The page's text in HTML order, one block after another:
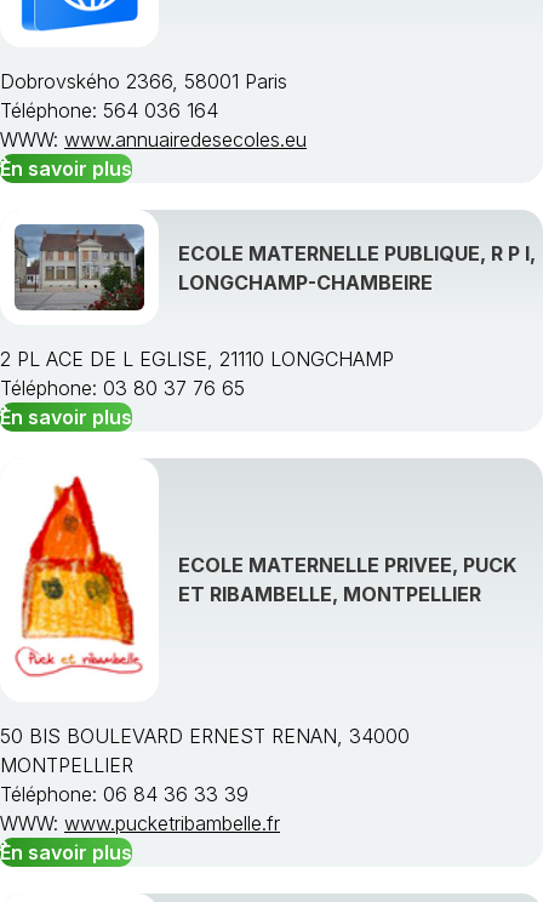
Dobrovského 2366, 58001 Paris
Téléphone: 564 036 164
WWW: www.annuairedesecoles.eu
En savoir plus
ECOLE MATERNELLE PUBLIQUE, R P I,
LONGCHAMP-CHAMBEIRE
2 PL ACE DE L EGLISE, 21110 LONGCHAMP
Téléphone: 03 80 37 76 65
En savoir plus
ECOLE MATERNELLE PRIVEE, PUCK
ET RIBAMBELLE, MONTPELLIER
50 BIS BOULEVARD ERNEST RENAN, 34000
MONTPELLIER
Téléphone: 06 84 36 33 39
WWW: www.pucketribambelle.fr
En savoir plus